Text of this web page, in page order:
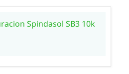
Spindasol SB3 10k